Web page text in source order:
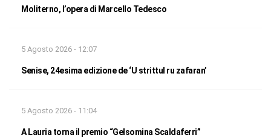
Moliterno, l’opera di Marcello Tedesco
5 Agosto 2026 - 12:07
Senise, 24esima edizione de ‘U strittul ru zafaran’
5 Agosto 2026 - 11:04
A Lauria torna il premio “Gelsomina Scaldaferri”